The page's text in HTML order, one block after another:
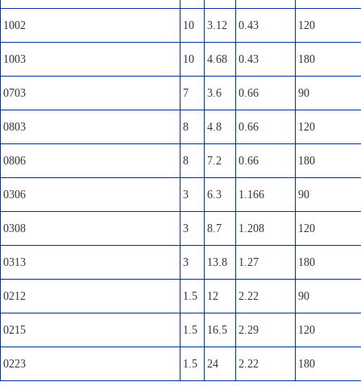
1002 10 3.12 0.43 120
1003 10 4.68 0.43 180
0703 7 3.6 0.66 90
0803 8 4.8 0.66 120
0806 8 7.2 0.66 180
0306 3 6.3 1.166 90
0308 3 8.7 1.208 120
0313 3 13.8 1.27 180
0212 1.5 12 2.22 90
0215 1.5 16.5 2.29 120
0223 1.5 24 2.22 180